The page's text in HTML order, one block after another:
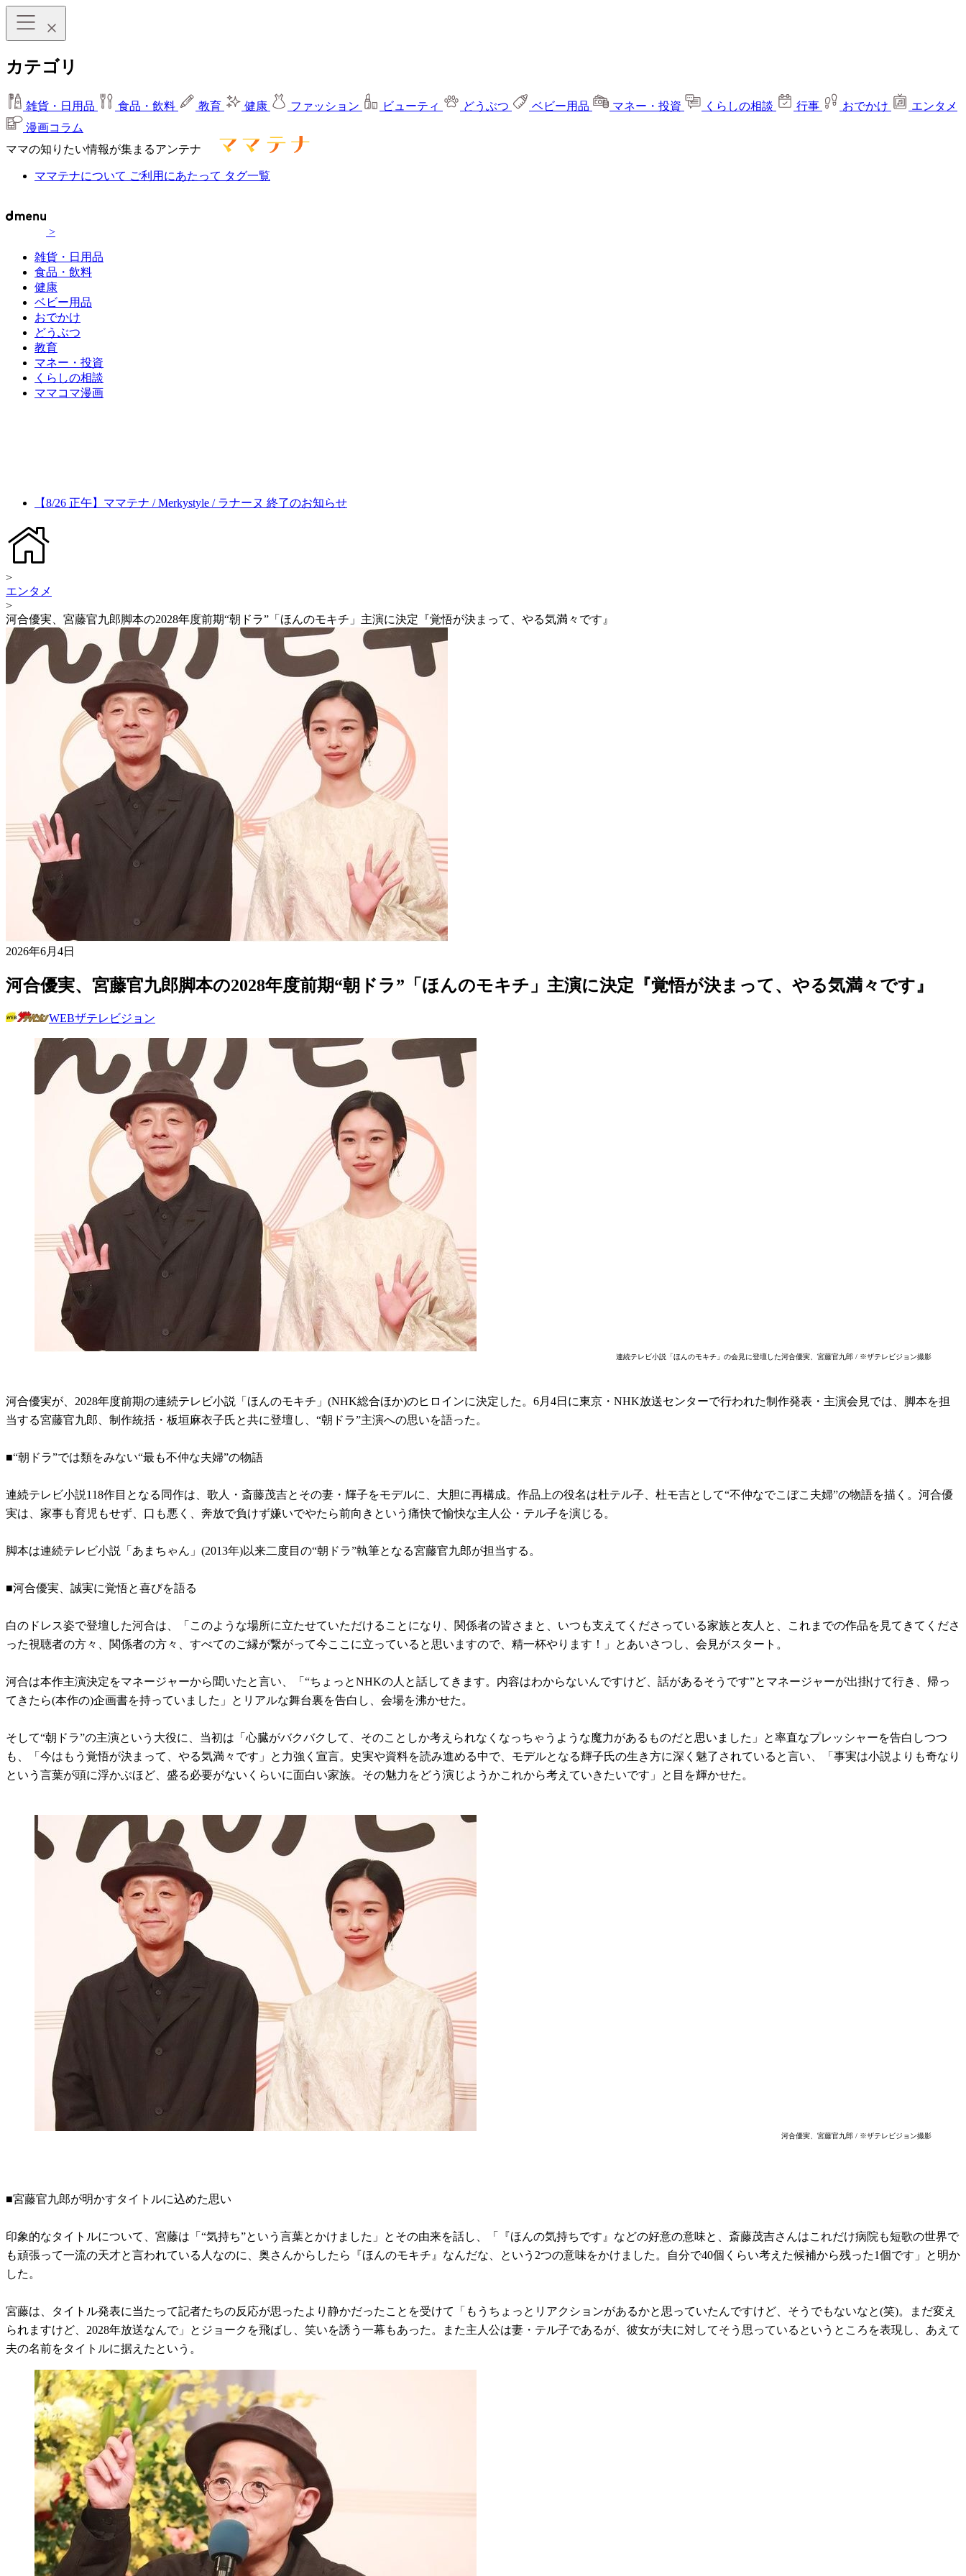
カテゴリ
雑貨・日用品 食品・飲料 教育 健康 ファッション ビューティ どうぶつ ベビー用品 マネー・投資 くらしの相談 行事 おでかけ
エンタメ
漫画コラム
ママの知りたい情報が集まるアンテナ
ママテナについて ご利用にあたって タグ一覧
>
雑貨・日用品
食品・飲料
健康
ベビー用品
おでかけ
どうぶつ
教育
マネー・投資
くらしの相談
ママコマ漫画
【8/26 正午】ママテナ / Merkystyle / ラナーヌ 終了のお知らせ
>
エンタメ
>
河合優実、宮藤官九郎脚本の2028年度前期“朝ドラ”「ほんのモキチ」主演に決定『覚悟が決まって、やる気満々です』
2026年6月4日
河合優実、宮藤官九郎脚本の2028年度前期“朝ドラ”「ほんのモキチ」主演に決定『覚悟が決まって、やる気満々です』
WEBザテレビジョン
連続テレビ小説「ほんのモキチ」の会見に登壇した河合優実、宮藤官九郎 / ※ザテレビジョン撮影
河合優実が、2028年度前期の連続テレビ小説「ほんのモキチ」(NHK総合ほか)のヒロインに決定した。6月4日に東京・NHK放送センターで行われた制作発表・主演会見では、脚本を担
当する宮藤官九郎、制作統括・板垣麻衣子氏と共に登壇し、“朝ドラ”主演への思いを語った。
■“朝ドラ”では類をみない“最も不仲な夫婦”の物語
連続テレビ小説118作目となる同作は、歌人・斎藤茂吉とその妻・輝子をモデルに、大胆に再構成。作品上の役名は杜テル子、杜モ吉として“不仲なでこぼこ夫婦”の物語を描く。河合優
実は、家事も育児もせず、口も悪く、奔放で負けず嫌いでやたら前向きという痛快で愉快な主人公・テル子を演じる。
脚本は連続テレビ小説「あまちゃん」(2013年)以来二度目の“朝ドラ”執筆となる宮藤官九郎が担当する。
■河合優実、誠実に覚悟と喜びを語る
白のドレス姿で登壇した河合は、「このような場所に立たせていただけることになり、関係者の皆さまと、いつも支えてくださっている家族と友人と、これまでの作品を見てきてくださ
った視聴者の方々、関係者の方々、すべてのご縁が繋がって今ここに立っていると思いますので、精一杯やります！」とあいさつし、会見がスタート。
河合は本作主演決定をマネージャーから聞いたと言い、「“ちょっとNHKの人と話してきます。内容はわからないんですけど、話があるそうです”とマネージャーが出掛けて行き、帰っ
てきたら(本作の)企画書を持っていました」とリアルな舞台裏を告白し、会場を沸かせた。
そして“朝ドラ”の主演という大役に、当初は「心臓がバクバクして、そのことしか考えられなくなっちゃうような魔力があるものだと思いました」と率直なプレッシャーを告白しつつ
も、「今はもう覚悟が決まって、やる気満々です」と力強く宣言。史実や資料を読み進める中で、モデルとなる輝子氏の生き方に深く魅了されていると言い、「事実は小説よりも奇なり
という言葉が頭に浮かぶほど、盛る必要がないくらいに面白い家族。その魅力をどう演じようかこれから考えていきたいです」と目を輝かせた。
河合優実、宮藤官九郎 / ※ザテレビジョン撮影
■宮藤官九郎が明かすタイトルに込めた思い
印象的なタイトルについて、宮藤は「“気持ち”という言葉とかけました」とその由来を話し、「『ほんの気持ちです』などの好意の意味と、斎藤茂吉さんはこれだけ病院も短歌の世界で
も頑張って一流の天才と言われている人なのに、奥さんからしたら『ほんのモキチ』なんだな、という2つの意味をかけました。自分で40個くらい考えた候補から残った1個です」と明か
した。
宮藤は、タイトル発表に当たって記者たちの反応が思ったより静かだったことを受けて「もうちょっとリアクションがあるかと思っていたんですけど、そうでもないなと(笑)。まだ変え
られますけど、2028年放送なんで」とジョークを飛ばし、笑いを誘う一幕もあった。また主人公は妻・テル子であるが、彼女が夫に対してそう思っているというところを表現し、あえて
夫の名前をタイトルに据えたという。